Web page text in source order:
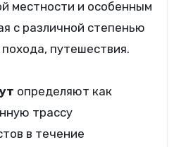
местности и особенным
с различной степенью
путешествия.
определяют как
трассу
в течение